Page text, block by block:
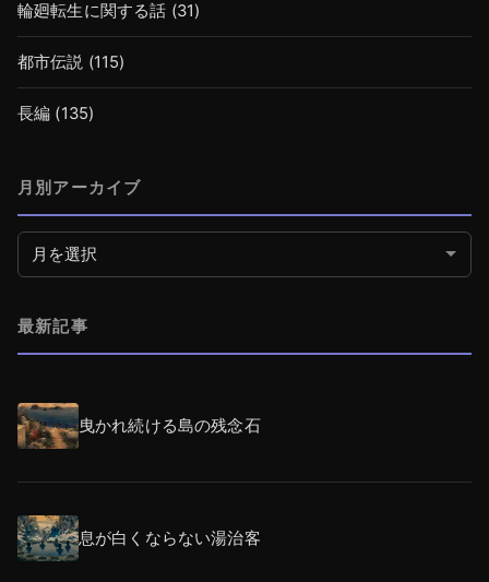
輪廻転生に関する話 (31)
都市伝説 (115)
長編 (135)
月別アーカイブ
月別アーカイブ
最新記事
曳かれ続ける島の残念石
息が白くならない湯治客